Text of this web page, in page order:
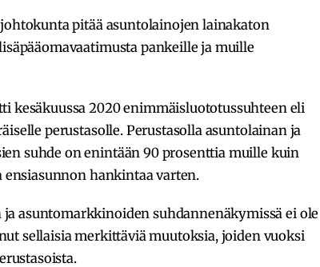
pitää asuntolainojen lainakaton
pankeille ja muille
kesäkuussa 2020 enimmäisluototussuhteen eli
perustasolle. Perustasolla asuntolainan ja
suhde on enintään 90 prosenttia muille kuin
hankintaa varten.
asuntomarkkinoiden suhdannenäkymissä ei ole
sellaisia merkittäviä muutoksia, joiden vuoksi